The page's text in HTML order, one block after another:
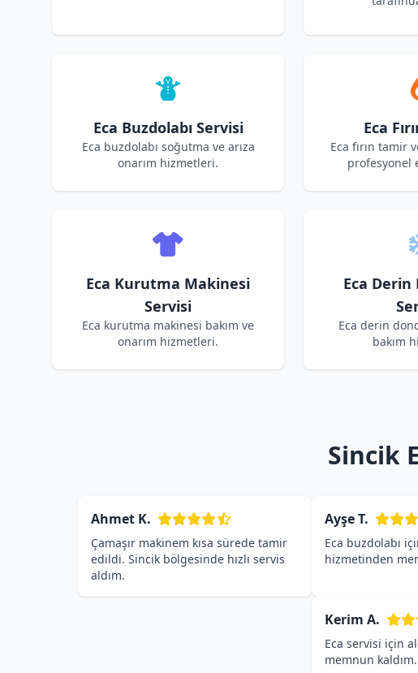
Eca Buzdolabı Servisi
Eca buzdolabı soğutma ve arıza
onarım hizmetleri.
Eca
Eca fırın tamir
profesyonel
Eca Kurutma Makinesi
Servisi
Eca kurutma makinesi bakım ve
onarım hizmetleri.
Eca
Eca derin
bakım
Sincik
Ahmet K.
Çamaşır makinem kısa sürede tamir
edildi. Sincik bölgesinde hızlı servis
aldım.
Ayşe T.
Eca buzdolabı
hizmetinden
Kerim A.
Eca servisi için
memnun kaldım.